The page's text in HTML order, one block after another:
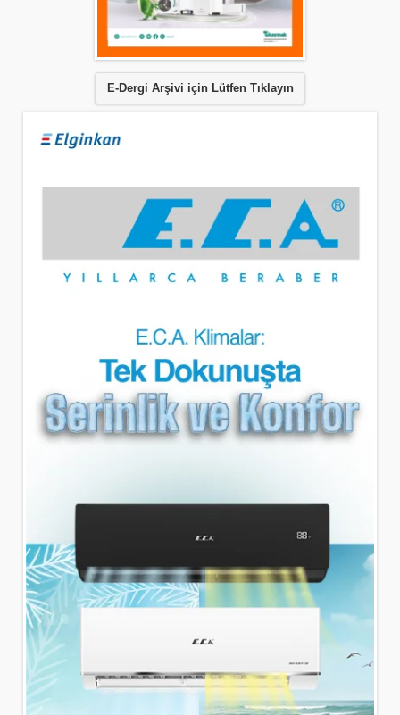
E-Dergi Arşivi için Lütfen Tıklayın